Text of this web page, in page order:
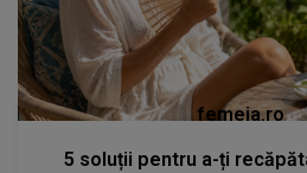
femeia.ro
5 soluții pentru a-ți